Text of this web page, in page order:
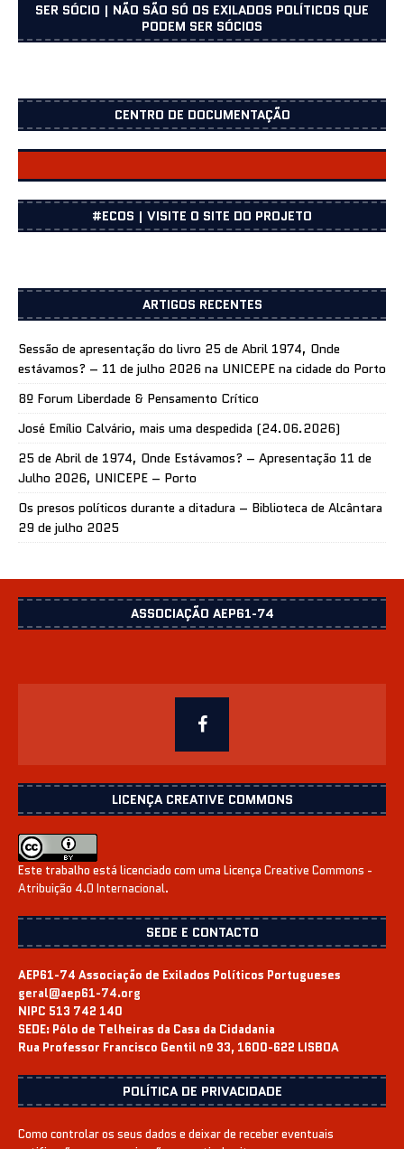
SER SÓCIO | NÃO SÃO SÓ OS EXILADOS POLÍTICOS QUE
PODEM SER SÓCIOS
CENTRO DE DOCUMENTAÇÃO
CENTRO DOCUMENTAÇÃO
#ECOS | VISITE O SITE DO PROJETO
ARTIGOS RECENTES
Sessão de apresentação do livro 25 de Abril 1974, Onde
estávamos? – 11 de julho 2026 na UNICEPE na cidade do Porto
8º Forum Liberdade & Pensamento Crítico
José Emílio Calvário, mais uma despedida (24.06.2026)
25 de Abril de 1974, Onde Estávamos? – Apresentação 11 de
Julho 2026, UNICEPE – Porto
Os presos políticos durante a ditadura – Biblioteca de Alcântara
29 de julho 2025
ASSOCIAÇÃO AEP61-74
LICENÇA CREATIVE COMMONS
Este trabalho está licenciado com uma Licença Creative Commons -
Atribuição 4.0 Internacional.
SEDE E CONTACTO
AEP61-74 Associação de Exilados Políticos Portugueses
geral@aep61-74.org
NIPC 513 742 140
SEDE: Pólo de Telheiras da Casa da Cidadania
Rua Professor Francisco Gentil nº 33, 1600-622 LISBOA
POLÍTICA DE PRIVACIDADE
Como controlar os seus dados e deixar de receber eventuais